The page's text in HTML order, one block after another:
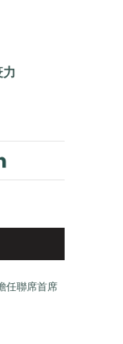
力
任聯席首席